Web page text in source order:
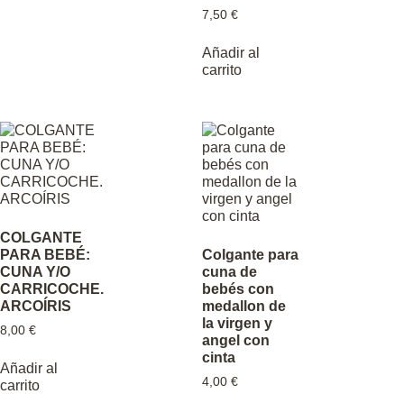
7,50 €
Añadir al
carrito
COLGANTE
PARA BEBÉ:
CUNA Y/O
CARRICOCHE.
ARCOÍRIS
8,00 €
Añadir al
carrito
Colgante para
cuna de
bebés con
medallon de
la virgen y
angel con
cinta
4,00 €